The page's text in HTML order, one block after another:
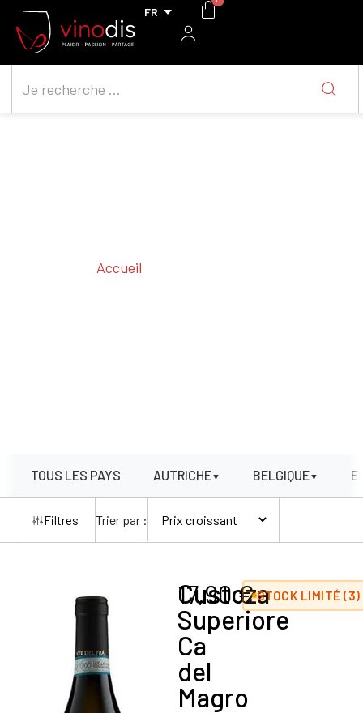
Accueil
TOUS LES PAYS AUTRICHE▼ BELGIQUE▼
Filtres Trier par :
Custoza
Superiore
Ca
del
Magro
17,90€STOCK LIMITÉ (3)